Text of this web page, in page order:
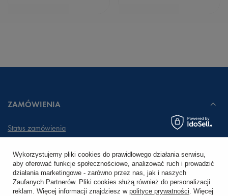
ZAMÓWIENIA
Status zamówienia
Chcę zareklamować produkt
Chcę zwrócić produkt
Wykorzystujemy pliki cookies do prawidłowego działania serwisu,
aby oferować funkcje społecznościowe, analizować ruch i prowadzić
działania marketingowe - zarówno przez nas, jak i naszych
Zaufanych Partnerów. Pliki cookies służą również do personalizacji
reklam. Więcej informacji znajdziesz w polityce prywatności. Więcej